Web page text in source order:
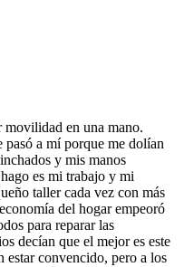
movilidad en una mano.
a mí porque me dolían
y mis manos
es mi trabajo y mi
taller cada vez con más
del hogar empeoró
para reparar las
decían que el mejor es este
estar convencido, pero a los